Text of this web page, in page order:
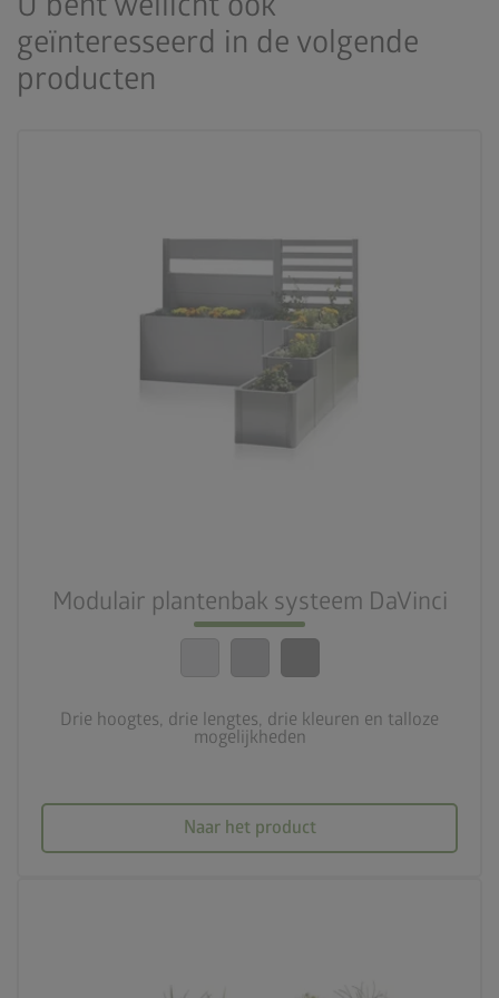
geïnteresseerd in de volgende
producten
Modulair plantenbak systeem DaVinci
Drie hoogtes, drie lengtes, drie kleuren en talloze
mogelijkheden
Naar het product
3 kleurvariaties
calendar_month
20 jaar garantie